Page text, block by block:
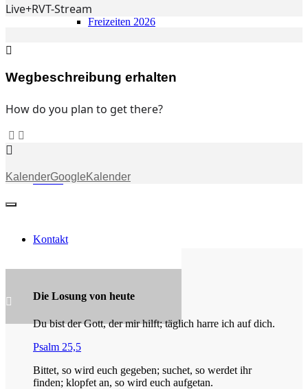
KiJuTe-Gruppen
Freizeiten 2026
Gemeinde Hameln
MBG Hameln
Fotos
Stream
Kontakt
Live+RVT-Stream
Wegbeschreibung erhalten
How do you plan to get there?
KalenderGoogleKalender
Die Losung von heute
Du bist der Gott, der mir hilft; täglich harre ich auf dich.
Psalm 25,5
Bittet, so wird euch gegeben; suchet, so werdet ihr
finden; klopfet an, so wird euch aufgetan.